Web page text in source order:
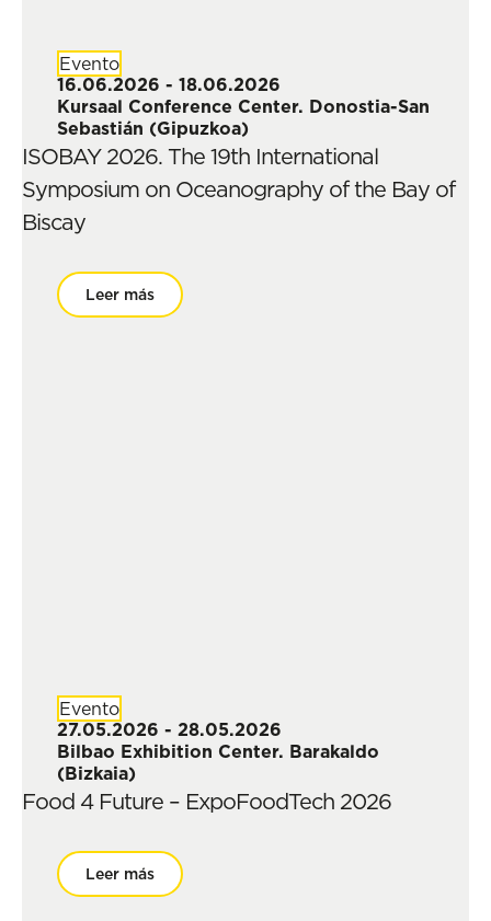
Evento
16.06.2026 - 18.06.2026
Kursaal Conference Center. Donostia-San
Sebastián (Gipuzkoa)
ISOBAY 2026. The 19th International
Symposium on Oceanography of the Bay of
Biscay
Leer más
Evento
27.05.2026 - 28.05.2026
Bilbao Exhibition Center. Barakaldo
(Bizkaia)
Food 4 Future – ExpoFoodTech 2026
Leer más